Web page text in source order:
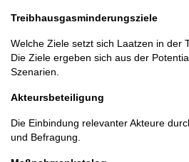
Treibhausgasminderungsziele
Welche Ziele setzt sich Laatzen in der
Die Ziele ergeben sich aus der
Szenarien.
Akteursbeteiligung
Die Einbindung relevanter Akteure
und Befragung.